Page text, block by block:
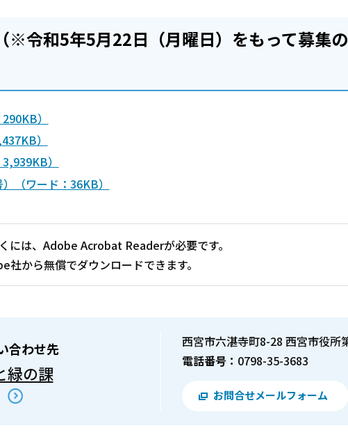
※令和5年5月22日（月曜日）をもって募集
）
）
）
（ワード：36KB）
には、Adobe Acrobat Readerが必要です。
から無償でダウンロードできます。
合わせ先
緑の課
西宮市六湛寺町8-28 西宮市役所
電話番号： 0798-35-3683
お問合せメールフォーム